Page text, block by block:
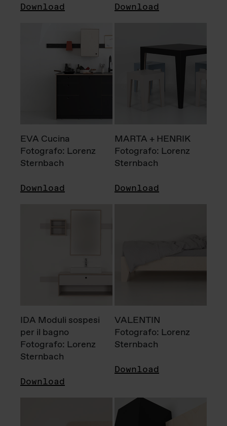
Download Download
EVA Cucina
Fotografo: Lorenz
Sternbach
Download
MARTA + HENRIK
Fotografo: Lorenz
Sternbach
Download
IDA Moduli sospesi
per il bagno
Fotografo: Lorenz
Sternbach
Download
VALENTIN
Fotografo: Lorenz
Sternbach
Download